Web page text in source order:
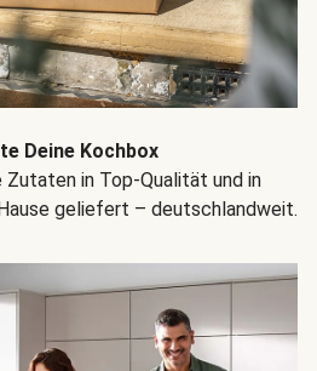
Deine Kochbox
in Top-Qualität und in
geliefert – deutschlandweit.